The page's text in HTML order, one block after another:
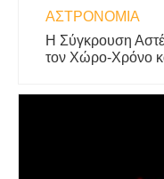
ΑΣΤΡΟΝΟΜΊΑ
Η Σύγκρουση
τον Χώρο-Χρόνο